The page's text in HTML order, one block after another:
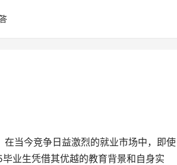
业生凭借其优越的教育背景和自身实